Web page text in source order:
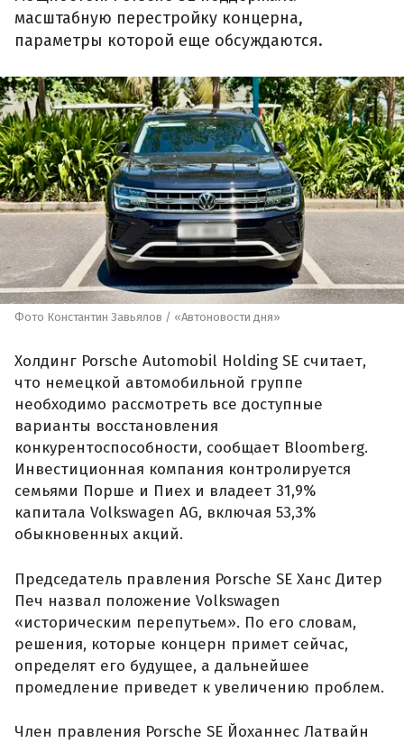
масштабную перестройку концерна,
параметры которой еще обсуждаются.
Фото Константин Завьялов / «Автоновости дня»
Холдинг Porsche Automobil Holding SE считает,
что немецкой автомобильной группе
необходимо рассмотреть все доступные
варианты восстановления
конкурентоспособности, сообщает Bloomberg.
Инвестиционная компания контролируется
семьями Порше и Пиех и владеет 31,9%
капитала Volkswagen AG, включая 53,3%
обыкновенных акций.
Председатель правления Porsche SE Ханс Дитер
Печ назвал положение Volkswagen
«историческим перепутьем». По его словам,
решения, которые концерн примет сейчас,
определят его будущее, а дальнейшее
промедление приведет к увеличению проблем.
Член правления Porsche SE Йоханнес Латвайн